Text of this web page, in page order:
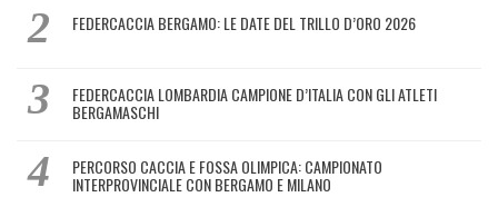
FEDERCACCIA BERGAMO: LE DATE DEL TRILLO D’ORO 2026
FEDERCACCIA LOMBARDIA CAMPIONE D’ITALIA CON GLI ATLETI
BERGAMASCHI
PERCORSO CACCIA E FOSSA OLIMPICA: CAMPIONATO
INTERPROVINCIALE CON BERGAMO E MILANO